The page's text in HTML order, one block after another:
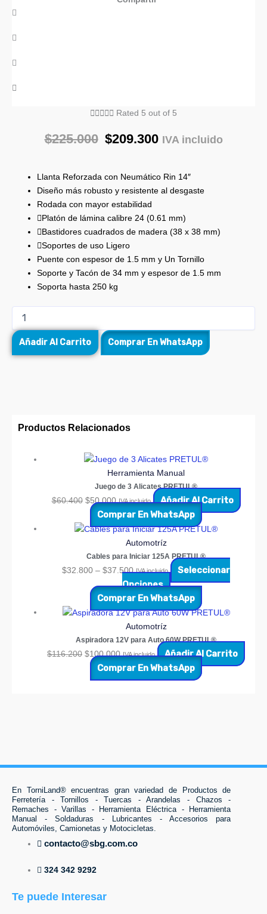
 Rated 5 out of 5
$225.000 $209.300 IVA incluido
Llanta Reforzada con Neumático Rin 14″
Diseño más robusto y resistente al desgaste
Rodada con mayor estabilidad
Platón de lámina calibre 24 (0.61 mm)
Bastidores cuadrados de madera (38 x 38 mm)
Soportes de uso Ligero
Puente con espesor de 1.5 mm y Un Tornillo
Soporte y Tacón de 34 mm y espesor de 1.5 mm
Soporta hasta 250 kg
Añadir Al Carrito Comprar En WhatsApp
Productos Relacionados
Herramienta Manual
Juego de 3 Alicates PRETUL®
$60.400 $50.000 IVA incluido
Añadir Al Carrito
Comprar En WhatsApp
Automotríz
Cables para Iniciar 125A PRETUL®
$32.800 – $37.500 IVA incluido
Seleccionar
Opciones
Comprar En WhatsApp
Automotríz
Aspiradora 12V para Auto 60W PRETUL®
$116.200 $100.000 IVA incluido
Añadir Al Carrito
Comprar En WhatsApp
En TorniLand® encuentras gran variedad de Productos de
Ferretería - Tornillos - Tuercas - Arandelas - Chazos -
Remaches - Varillas - Herramienta Eléctrica - Herramienta
Manual - Soldaduras - Lubricantes - Accesorios para
Automóviles, Camionetas y Motocicletas.
contacto@sbg.com.co
324 342 9292
Te puede Interesar